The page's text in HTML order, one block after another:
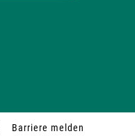
Barriere melden